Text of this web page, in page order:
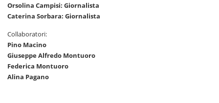
Orsolina Campisi: Giornalista
Caterina Sorbara: Giornalista
Collaboratori:
Pino Macino
Giuseppe Alfredo Montuoro
Federica Montuoro
Alina Pagano